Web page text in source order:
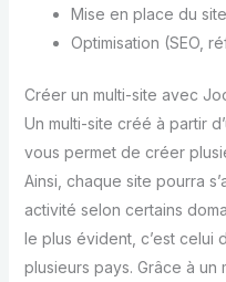
Mise en place du site
Optimisation (SEO,
Créer un multi-site avec
Un multi-site créé à partir
vous permet de créer
Ainsi, chaque site pourra
activité selon certains
le plus évident, c’est celui
plusieurs pays. Grâce à